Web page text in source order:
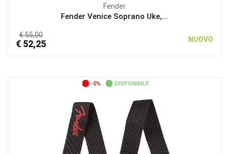
Fender
Fender Venice Soprano Uke,...
€ 55,00
€ 52,25 NUOVO
-5% DISPONIBILE